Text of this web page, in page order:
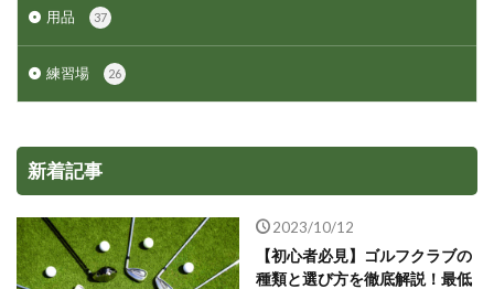
用品 37
練習場 26
新着記事
2023/10/12
【初心者必見】ゴルフクラブの
種類と選び方を徹底解説！最低